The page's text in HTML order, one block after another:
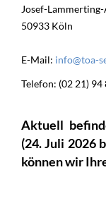
Josef-
50933 Köln
E-Mail: info@toa-
Telefon: (02 21) 94
Aktuell
(24. Juli 2026
können wir